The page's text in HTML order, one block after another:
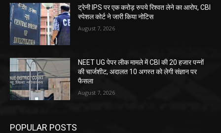
ट्रेनी IPS पर एक करोड़ रुपये रिश्वत लेने का आरोप, CBI
स्पेशल कोर्ट ने जारी किया नोटिस
August 7, 2026
NEET UG पेपर लीक मामले में CBI की 20 हजार पन्नों
की चार्जशीट, अदालत 10 अगस्त को लेगी संज्ञान पर
फैसला
August 7, 2026
POPULAR POSTS